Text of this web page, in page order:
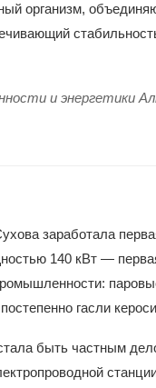
организм,
и энергетики
заработала
140 кВт —
гасли
быть частным